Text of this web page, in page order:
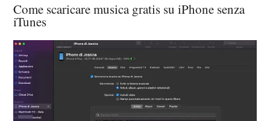
Come scaricare musica gratis su iPhone senza
iTunes